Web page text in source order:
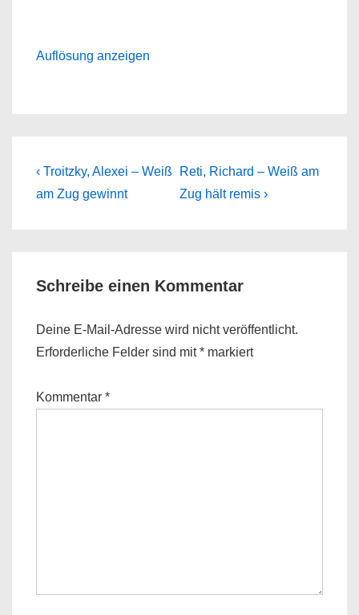
Auflösung anzeigen
Beitragsnavigation
Previous
Post
‹ Troitzky, Alexei – Weiß
am Zug gewinnt
Next
Post
Reti, Richard – Weiß am
Zug hält remis ›
Schreibe einen Kommentar
Deine E-Mail-Adresse wird nicht veröffentlicht.
Erforderliche Felder sind mit* markiert
Kommentar *